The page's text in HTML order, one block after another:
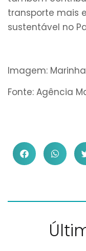
transporte mais
sustentável no
Imagem:
Fonte: Agência